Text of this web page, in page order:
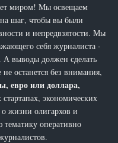
миром! Мы освещаем
на шаг, чтобы вы были
и непредвзятости. Мы
себя журналиста -
А выводы должен сделать
останется без внимания,
евро или доллара,
экономических
жизни олигархов и
тематику оперативно